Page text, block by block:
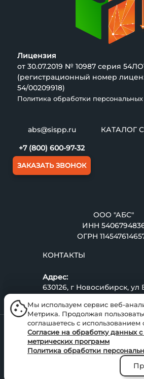
Мы используем сервис веб-
Метрика. Продолжая
соглашаетесь с использованием
Согласие на обработку данных
метрических программ
Политика обработки
Лицензия
от 30.07.2019 № 10987 серия
(регистрационный номер
54/00209918)
Политика обработки
КАТАЛОГ
ООО "АБС"
ИНН
ОГРН
КОНТАКТЫ
Адрес:
630126, г Новосибирск,
д 108, кв 98
abs@sispp.ru
+7 (800) 600-97-32
ЗАКАЗАТЬ ЗВОНОК
Для эффективной работы по
направлений в компании
структурное подразделение,
abs-course.ru
полностью посвящен обучению